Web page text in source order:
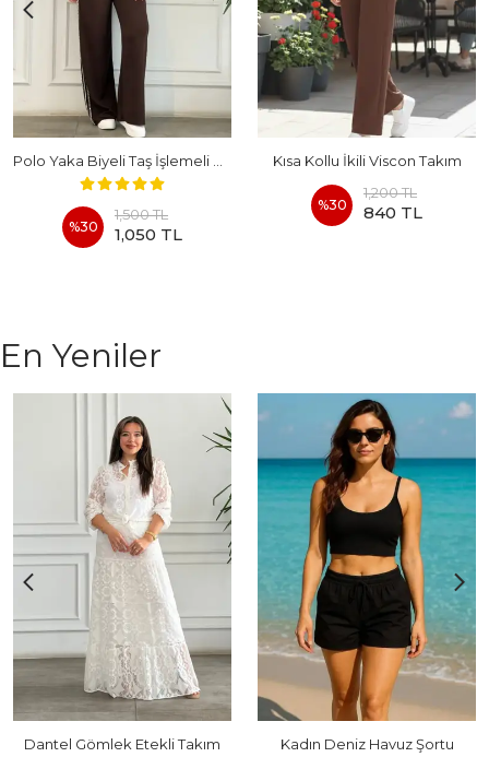
%30
1,500 TL
1,050 TL
Kısa Kollu İkili Viscon Takım
%30
1,200 TL
840 TL
En Yeniler
Dantel Gömlek Etekli Takım Kadın Deniz Havuz Şortu